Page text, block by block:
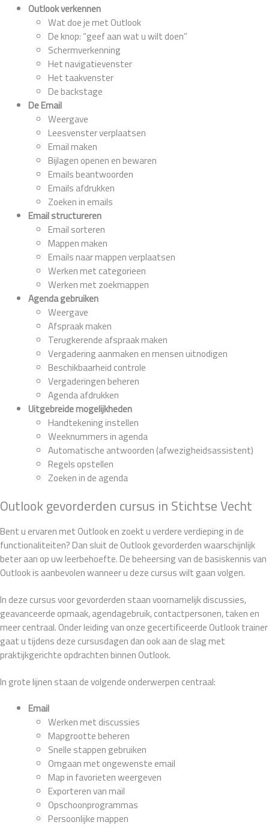
Outlook verkennen
Wat doe je met Outlook
De knop: “geef aan wat u wilt doen”
Schermverkenning
Het navigatievenster
Het taakvenster
De backstage
De Email
Weergave
Leesvenster verplaatsen
Email maken
Bijlagen openen en bewaren
Emails beantwoorden
Emails afdrukken
Zoeken in emails
Email structureren
Email sorteren
Mappen maken
Emails naar mappen verplaatsen
Werken met categorieen
Werken met zoekmappen
Agenda gebruiken
Weergave
Afspraak maken
Terugkerende afspraak maken
Vergadering aanmaken en mensen uitnodigen
Beschikbaarheid controle
Vergaderingen beheren
Agenda afdrukken
Uitgebreide mogelijkheden
Handtekening instellen
Weeknummers in agenda
Automatische antwoorden (afwezigheidsassistent)
Regels opstellen
Zoeken in de agenda
Outlook gevorderden cursus in Stichtse Vecht
Bent u ervaren met Outlook en zoekt u verdere verdieping in de
functionaliteiten? Dan sluit de Outlook gevorderden waarschijnlijk
beter aan op uw leerbehoefte. De beheersing van de basiskennis van
Outlook is aanbevolen wanneer u deze cursus wilt gaan volgen.
In deze cursus voor gevorderden staan voornamelijk discussies,
geavanceerde opmaak, agendagebruik, contactpersonen, taken en
meer centraal. Onder leiding van onze gecertificeerde Outlook trainer
gaat u tijdens deze cursusdagen dan ook aan de slag met
praktijkgerichte opdrachten binnen Outlook.
In grote lijnen staan de volgende onderwerpen centraal:
Email
Werken met discussies
Mapgrootte beheren
Snelle stappen gebruiken
Omgaan met ongewenste email
Map in favorieten weergeven
Exporteren van mail
Opschoonprogrammas
Persoonlijke mappen